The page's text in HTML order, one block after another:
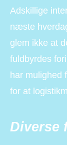
Adskillige
næste
glem ikke at
fuldbyrdes
har mulighed
for at
Diverse